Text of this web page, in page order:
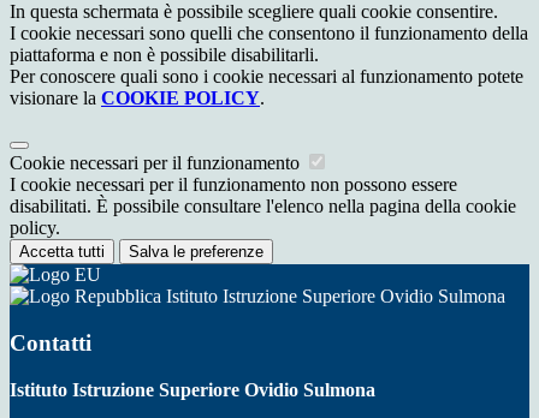
In questa schermata è possibile scegliere quali cookie consentire.
I cookie necessari sono quelli che consentono il funzionamento della
piattaforma e non è possibile disabilitarli.
Per conoscere quali sono i cookie necessari al funzionamento potete
visionare la COOKIE POLICY.
Cookie necessari per il funzionamento
I cookie necessari per il funzionamento non possono essere
disabilitati. È possibile consultare l'elenco nella pagina della cookie
policy.
Accetta tutti Salva le preferenze
Istituto Istruzione Superiore Ovidio Sulmona
Contatti
Istituto Istruzione Superiore Ovidio Sulmona